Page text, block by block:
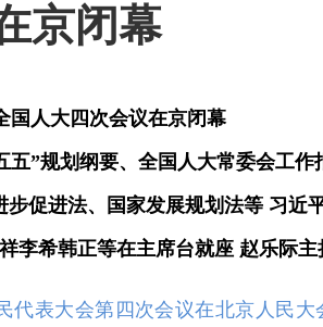
京闭幕
国人大四次会议在京闭幕
五”规划纲要、全国人大常委会工作
促进法、国家发展规划法等 习近
李希韩正等在主席台就座 赵乐际
代表大会第四次会议在北京人民大